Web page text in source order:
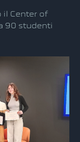
il Center of
90 studenti